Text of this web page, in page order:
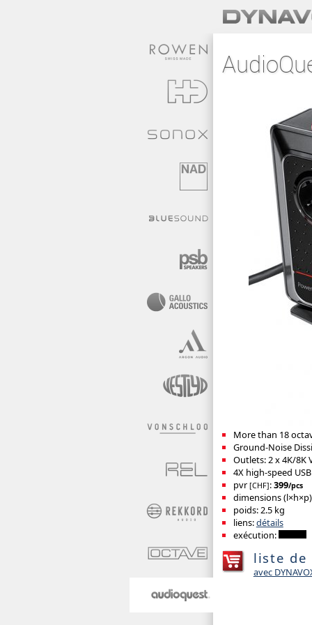
More than 18
Ground-Noise
Outlets: 2 x 4K/8K
4X high-speed
pvr [CHF]:399/pcs
dimensions
poids: 2.5 kg
liens:détails
exécution:
liste de
avec